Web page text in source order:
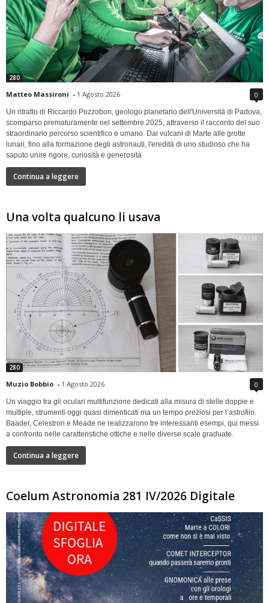
280
Matteo Massironi - 1 Agosto 2026 0
Un ritratto di Riccardo Pozzobon, geologo planetario dell'Università di Padova,
scomparso prematuramente nel settembre 2025, attraverso il racconto del suo
straordinario percorso scientifico e umano. Dai vulcani di Marte alle grotte
lunari, fino alla formazione degli astronauti, l'eredità di uno studioso che ha
saputo unire rigore, curiosità e generosità
Continua a leggere
Una volta qualcuno li usava
280
Muzio Bobbio - 1 Agosto 2026 0
Un viaggio tra gli oculari multifunzione dedicati alla misura di stelle doppie e
multiple, strumenti oggi quasi dimenticati ma un tempo preziosi per l’astrofilo.
Baader, Celestron e Meade ne realizzarono tre interessanti esempi, qui messi
a confronto nelle caratteristiche ottiche e nelle diverse scale graduate.
Continua a leggere
Coelum Astronomia 281 IV/2026 Digitale